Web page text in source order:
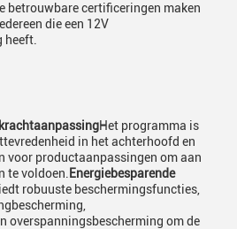
betrouwbare certificeringen maken
die een 12V
Het programma is
in het achterhoofd en
voor productaanpassingen om aan
te voldoen. Energiebesparende
robuuste beschermingsfuncties,
overspanningsbescherming om de